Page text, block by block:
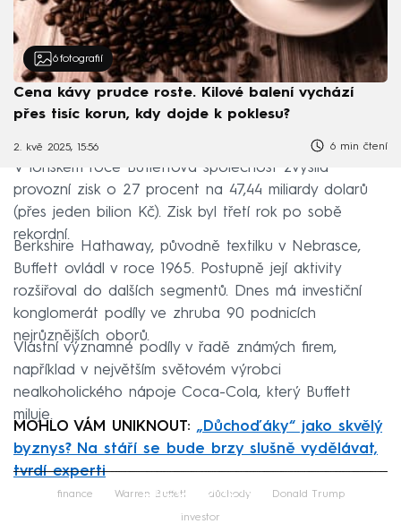
6 fotografií
Cena kávy prudce roste. Kilové balení vychází
přes tisíc korun, kdy dojde k poklesu?
2. kvě 2025, 15:56 6 min čtení
V loňském roce Buffettova společnost zvýšila
provozní zisk o 27 procent na 47,44 miliardy dolarů
(přes jeden bilion Kč). Zisk byl třetí rok po sobě
rekordní.
Berkshire Hathaway, původně textilku v Nebrasce,
Buffett ovládl v roce 1965. Postupně její aktivity
rozšiřoval do dalších segmentů. Dnes má investiční
konglomerát podíly ve zhruba 90 podnicích
nejrůznějších oborů.
Vlastní významné podíly v řadě známých firem,
například v největším světovém výrobci
nealkoholického nápoje Coca-Cola, který Buffett
miluje.
MOHLO VÁM UNIKNOUT: „Důchoďáky“ jako skvělý
byznys? Na stáří se bude brzy slušně vydělávat,
tvrdí experti
Failed to fetch
finance Warren Buffett důchody Donald Trump
investor